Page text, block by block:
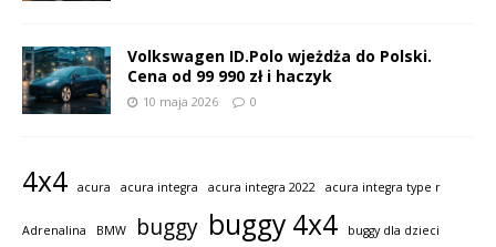
Volkswagen ID.Polo wjeżdża do Polski.
Cena od 99 990 zł i haczyk
10 maja 2026 0
4x4 acura acura integra acura integra 2022 acura integra type r
Adrenalina BMW buggy buggy 4x4
buggy dla dzieci